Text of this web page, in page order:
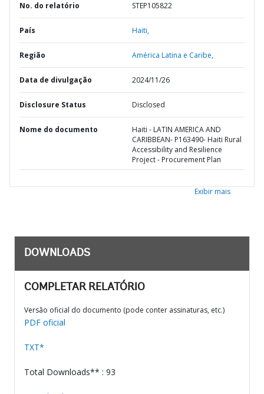
No. do relatório STEP105822
País Haiti,
Região América Latina e Caribe,
Data de divulgação 2024/11/26
Disclosure Status Disclosed
Nome do documento
Haiti - LATIN AMERICA AND
CARIBBEAN- P163490- Haiti Rural
Accessibility and Resilience
Project - Procurement Plan
Exibir mais
DOWNLOADS
COMPLETAR RELATÓRIO
Versão oficial do documento (pode conter assinaturas, etc.)
PDF oficial
TXT*
Total Downloads** : 93